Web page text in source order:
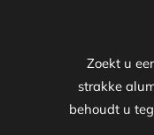
Zoekt u
strakke
behoudt u